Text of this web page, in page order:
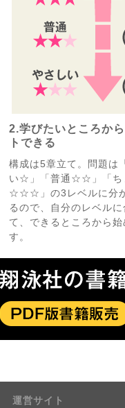
2.学びたいところか
トできる
構成は5章立て。問題は
い☆」「普通☆☆」「ち
☆☆☆」の3レベルに分
るので、自分のレベルに
て、できるところから始
す。
運営サイト